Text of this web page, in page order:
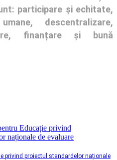
participare și echitate,
descentralizare,
finanțare și bună
privind proiectul standardelor naționale